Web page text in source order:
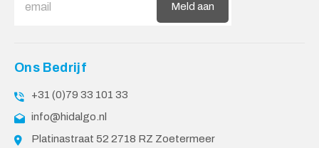
Meld aan
Ons Bedrijf
+31 (0)79 33 101 33
info@hidalgo.nl
Platinastraat 52 2718 RZ Zoetermeer